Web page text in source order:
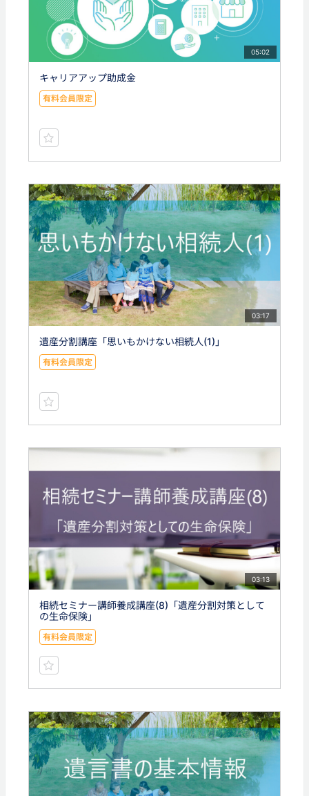
05:02
キャリアアップ助成金
有料会員限定
03:17
遺産分割講座「思いもかけない相続人(1)」
有料会員限定
03:13
相続セミナー講師養成講座(8)「遺産分割対策として
の生命保険」
有料会員限定